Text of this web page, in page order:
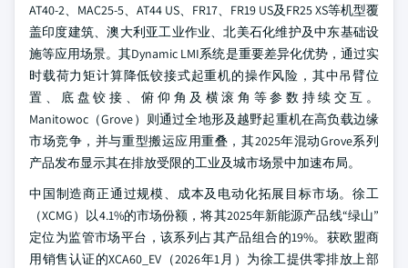
AT40-2、MAC25-5、AT44 US、FR17、FR19 US及FR25 XS等机型覆
盖印度建筑、澳大利亚工业作业、北美石化维护及中东基础设
施等应用场景。其Dynamic LMI系统是重要差异化优势，通过实
时载荷力矩计算降低铰接式起重机的操作风险，其中吊臂位
置、底盘铰接、俯仰角及横滚角等参数持续交互。
Manitowoc（Grove）则通过全地形及越野起重机在高负载边缘
市场竞争，并与重型搬运应用重叠，其2025年混动Grove系列
产品发布显示其在排放受限的工业及城市场景中加速布局。
中国制造商正通过规模、成本及电动化拓展目标市场。徐工
（XCMG）以4.1%的市场份额，将其2025年新能源产品线“绿山”
定位为监管市场平台，该系列占其产品组合的19%。获欧盟商
用销售认证的XCA60_EV（2026年1月）为徐工提供零排放上部